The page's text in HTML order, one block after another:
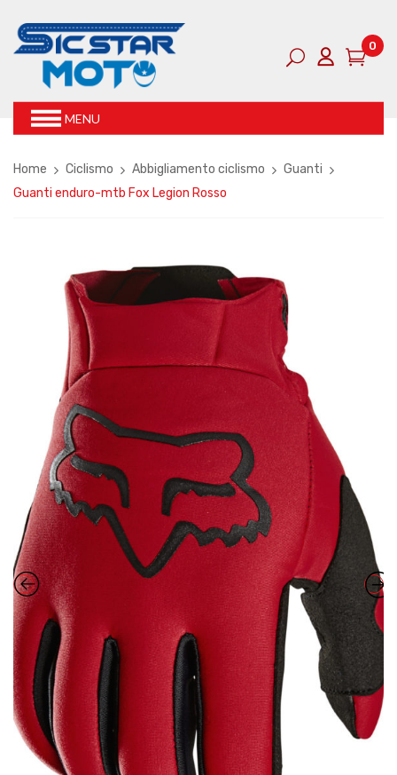
0
MENU
Home Ciclismo Abbigliamento ciclismo
Guanti
Guanti enduro-mtb Fox Legion Rosso